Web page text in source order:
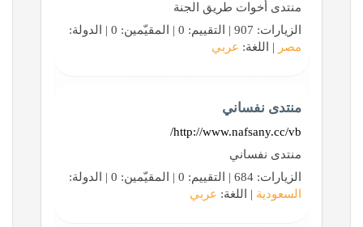
منتدى أخوات طريق الجنة
الزيارات: 907 | التقييم: 0 | المقيّمين: 0 | الدولة:
مصر | اللغة: عربي
منتدى نفساني
http://www.nafsany.cc/vb/
منتدى نفساني
الزيارات: 684 | التقييم: 0 | المقيّمين: 0 | الدولة:
السعودية | اللغة: عربي